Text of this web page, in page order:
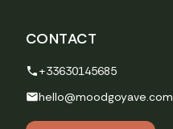
CONTACT
+33630145685
hello@moodgoyave.com